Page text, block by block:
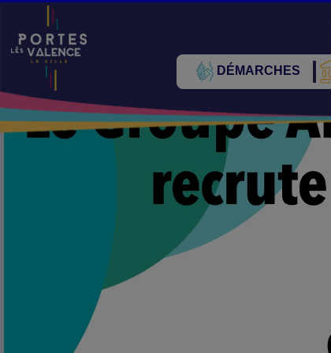
DÉMARCHES